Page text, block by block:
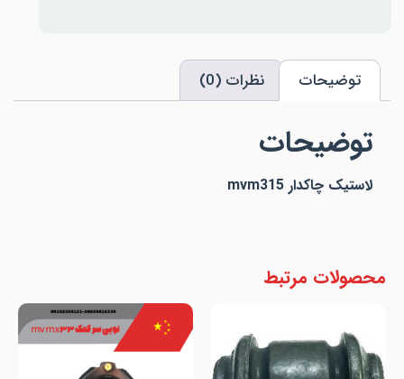
توضیحات نظرات (0)
توضیحات
لاستیک چاکدار mvm315
محصولات مرتبط